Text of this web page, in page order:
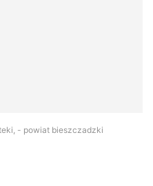
- powiat bieszczadzki